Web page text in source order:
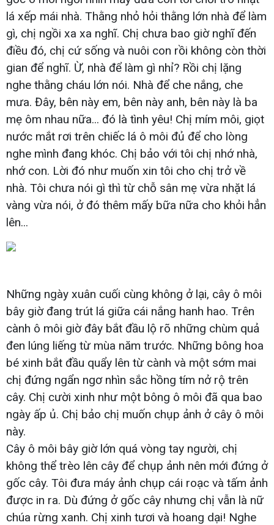
lá xếp mái nhà. Thằng nhỏ hỏi thằng lớn nhà để làm
gì, chị ngồi xa xa nghĩ. Chị chưa bao giờ nghĩ đến
điều đó, chị cứ sống và nuôi con rồi không còn thời
gian để nghĩ. Ừ, nhà để làm gì nhỉ? Rồi chị lặng
nghe thằng cháu lớn nói. Nhà để che nắng, che
mưa. Đây, bên này em, bên này anh, bên này là ba
mẹ ôm nhau nữa... đó là tình yêu! Chị mím môi, giọt
nước mắt rơi trên chiếc lá ô môi đủ để cho lòng
nghe mình đang khóc. Chị bảo với tôi chị nhớ nhà,
nhớ con. Lời đó như muốn xin tôi cho chị trở về
nhà. Tôi chưa nói gì thì từ chỗ sân mẹ vừa nhặt lá
vàng vừa nói, ở đó thêm mấy bữa nữa cho khỏi hẳn
lên...
Những ngày xuân cuối cùng không ở lại, cây ô môi
bây giờ đang trút lá giữa cái nắng hanh hao. Trên
cành ô môi giờ đây bắt đầu lộ rõ những chùm quả
đen lúng liếng từ mùa năm trước. Những bông hoa
bé xinh bắt đầu quẩy lên từ cành và một sớm mai
chị đứng ngẩn ngơ nhìn sắc hồng tím nở rộ trên
cây. Chị cười xinh như một bông ô môi đã qua bao
ngày ấp ủ. Chị bảo chị muốn chụp ảnh ở cây ô môi
này.
Cây ô môi bây giờ lớn quá vòng tay người, chị
không thể trèo lên cây để chụp ảnh nên mới đứng ở
gốc cây. Tôi đưa máy ảnh chụp cái roạc và tấm ảnh
được in ra. Dù đứng ở gốc cây nhưng chị vẫn là nữ
chúa rừng xanh. Chị xinh tươi và hoang dại! Nghe